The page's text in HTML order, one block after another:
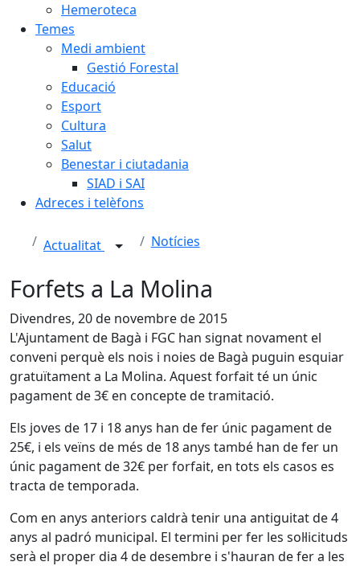
Hemeroteca
Temes
Medi ambient
Gestió Forestal
Educació
Esport
Cultura
Salut
Benestar i ciutadania
SIAD i SAI
Adreces i telèfons
Actualitat Notícies
Forfets a La Molina
Divendres, 20 de novembre de 2015
L'Ajuntament de Bagà i FGC han signat novament el
conveni perquè els nois i noies de Bagà puguin esquiar
gratuïtament a La Molina. Aquest forfait té un únic
pagament de 3€ en concepte de tramitació.
Els joves de 17 i 18 anys han de fer únic pagament de
25€, i els veïns de més de 18 anys també han de fer un
únic pagament de 32€ per forfait, en tots els casos es
tracta de temporada.
Com en anys anteriors caldrà tenir una antiguitat de 4
anys al padró municipal. El termini per fer les sol·licituds
serà el proper dia 4 de desembre i s'hauran de fer a les